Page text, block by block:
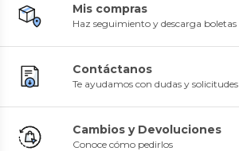
Mis compras
Haz seguimiento y descarga boletas
Contáctanos
Te ayudamos con dudas y solicitudes
Cambios y Devoluciones
Conoce cómo pedirlos